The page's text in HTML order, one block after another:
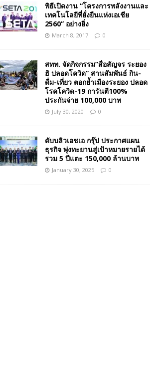
พิธีเปิดงาน “โครงการพลังงานและ
เทคโนโลยีที่ยั่งยืนแห่งเอเชีย
2560” อย่างยิ่ง
March 8, 2017 0
สทท. จัดกิจกรรม”สื่อสัญจร ระยอง
ฮิ ปลอดโควิด” สานสัมพันธ์ กิน-
ดื่ม-เที่ยว ตอกย้ำเมืองระยอง ปลอด
โรคโควิด-19 การันตี100%
ประกันจ่าย 100,000 บาท
July 30, 2020 0
ดับบลิวเอชเอ กรุ๊ป ประกาศแผน
ธุรกิจ พุ่งทะยานสู่เป้าหมายรายได้
รวม 5 ปีแตะ 150,000 ล้านบาท
January 30, 2025 0